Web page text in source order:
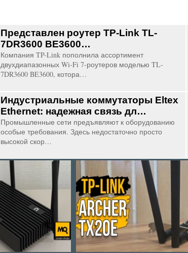
Представлен роутер TP-Link TL-
7DR3600 BE3600…
Компания TP-Link пополнила ассортимент
двухдиапазонных Wi-Fi 7-роутеров моделью TL-
7DR3600 BE3600, котора…
Индустриальные коммутаторы Eltex
Ethernet: надежная связь дл…
Промышленные сети предъявляют к оборудованию
особые требования. Здесь недостаточно просто
высокой скор…